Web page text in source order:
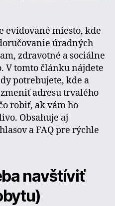
evidované miesto, kde
úradných
zdravotné a sociálne
V tomto článku nájdete
potrebujete, kde a
adresu trvalého
robiť, ak vám ho
Obsahuje aj
a FAQ pre rýchle
navštíviť